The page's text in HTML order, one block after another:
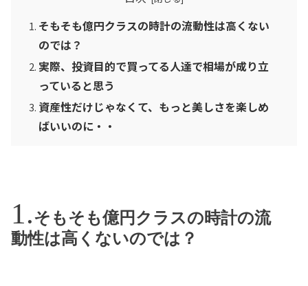
そもそも億円クラスの時計の流動性は高くない
のでは？
実際、投資目的で買ってる人達で相場が成り立
っていると思う
資産性だけじゃなくて、もっと美しさを楽しめ
ばいいのに・・
そもそも億円クラスの時計の流
動性は高くないのでは？